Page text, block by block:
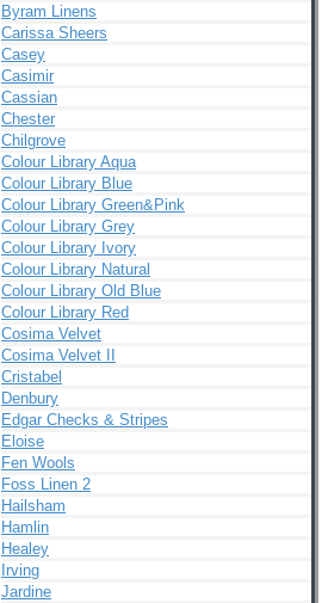
Byram Linens
Carissa Sheers
Casey
Casimir
Cassian
Chester
Chilgrove
Colour Library Aqua
Colour Library Blue
Colour Library Green&Pink
Colour Library Grey
Colour Library Ivory
Colour Library Natural
Colour Library Old Blue
Colour Library Red
Cosima Velvet
Cosima Velvet II
Cristabel
Denbury
Edgar Checks & Stripes
Eloise
Fen Wools
Foss Linen 2
Hailsham
Hamlin
Healey
Irving
Jardine